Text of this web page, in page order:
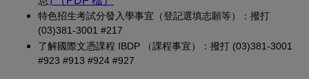
特色招生考試分發入學事宜（登記選填志願等）：撥打
(03)381-3001 #217
了解國際文憑課程 IBDP （課程事宜）：撥打 (03)381-3001
#923 #913 #924 #927